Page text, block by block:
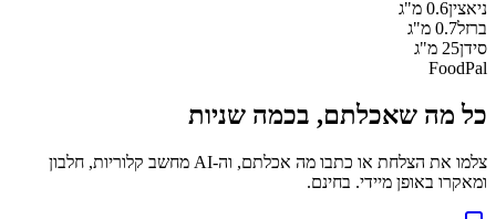
ניאצין0.6 מ"ג
ברזל0.7 מ"ג
סידן25 מ"ג
FoodPal
כל מה שאכלתם, בכמה שניות
צלמו את הצלחת או כתבו מה אכלתם, וה-AI מחשב קלוריות, חלבון
ומאקרו באופן מיידי. בחינם.